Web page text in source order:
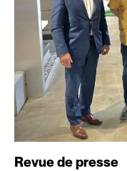
Revue de presse